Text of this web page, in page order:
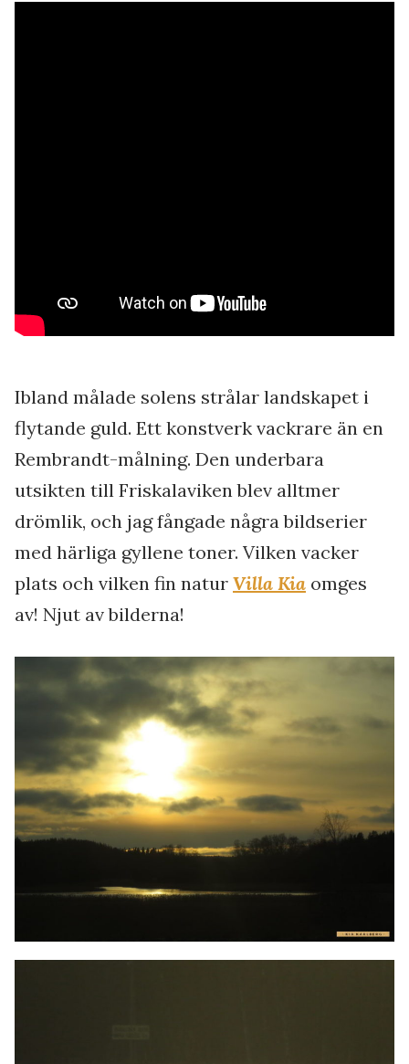
Ibland målade solens strålar landskapet i
flytande guld. Ett konstverk vackrare än en
Rembrandt-målning. Den underbara
utsikten till Friskalaviken blev alltmer
drömlik, och jag fångade några bildserier
med härliga gyllene toner. Vilken vacker
plats och vilken fin natur Villa Kia omges
av! Njut av bilderna!